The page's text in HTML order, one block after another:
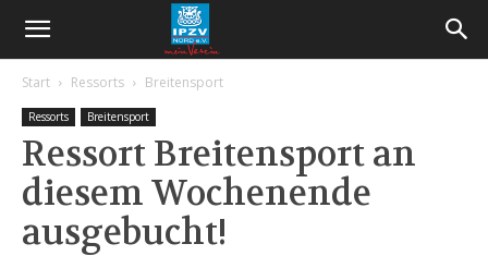
Start Ressorts Breitensport
Ressorts Breitensport
Ressort Breitensport an
diesem Wochenende
ausgebucht!